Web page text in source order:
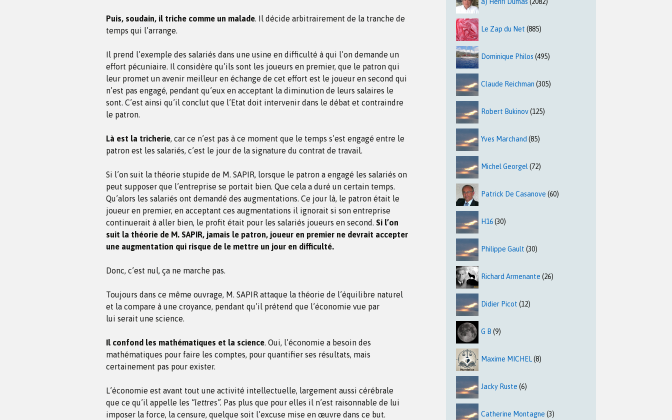
Puis, soudain, il triche comme un malade. Il décide arbitrairement de la tranche de
temps qui l’arrange.
Il prend l’exemple des salariés dans une usine en difficulté à qui l’on demande un
effort pécuniaire. Il considère qu’ils sont les joueurs en premier, que le patron qui
leur promet un avenir meilleur en échange de cet effort est le joueur en second qui
n’est pas engagé, pendant qu’eux en acceptant la diminution de leurs salaires le
sont. C’est ainsi qu’il conclut que l’Etat doit intervenir dans le débat et contraindre
le patron.
Là est la tricherie, car ce n’est pas à ce moment que le temps s’est engagé entre le
patron est les salariés, c’est le jour de la signature du contrat de travail.
Si l’on suit la théorie stupide de M. SAPIR, lorsque le patron a engagé les salariés on
peut supposer que l’entreprise se portait bien. Que cela a duré un certain temps.
Qu’alors les salariés ont demandé des augmentations. Ce jour là, le patron était le
joueur en premier, en acceptant ces augmentations il ignorait si son entreprise
continuerait à aller bien, le profit était pour les salariés joueurs en second. Si l’on
suit la théorie de M. SAPIR, jamais le patron, joueur en premier ne devrait accepter
une augmentation qui risque de le mettre un jour en difficulté.
Donc, c’est nul, ça ne marche pas.
Toujours dans ce même ouvrage, M. SAPIR attaque la théorie de l’équilibre naturel
et la compare à une croyance, pendant qu’il prétend que l’économie vue par
lui serait une science.
Il confond les mathématiques et la science. Oui, l’économie a besoin des
mathématiques pour faire les comptes, pour quantifier ses résultats, mais
certainement pas pour exister.
L’économie est avant tout une activité intellectuelle, largement aussi cérébrale
que ce qu’il appelle les “lettres”. Pas plus que pour elles il n’est raisonnable de lui
imposer la force, la censure, quelque soit l’excuse mise en œuvre dans ce but.
Le Zap du Net (885)
Dominique Philos (495)
Claude Reichman (305)
Robert Bukinov(125)
Yves Marchand (85)
Michel Georgel (72)
Patrick De Casanove (60)
H16(30)
Philippe Gault (30)
Richard Armenante (26)
Didier Picot (12)
G B (9)
Maxime MICHEL(8)
Jacky Ruste (6)
Catherine Montagne (3)